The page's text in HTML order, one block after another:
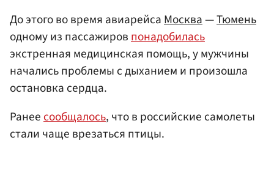
До этого во время авиарейсаМосква—Тюмень
одному из пассажировпонадобилась
экстренная медицинская помощь, у мужчины
начались проблемы с дыханием и произошла
остановка сердца.
Ранеесообщалось, что в российские самолеты
стали чаще врезаться птицы.